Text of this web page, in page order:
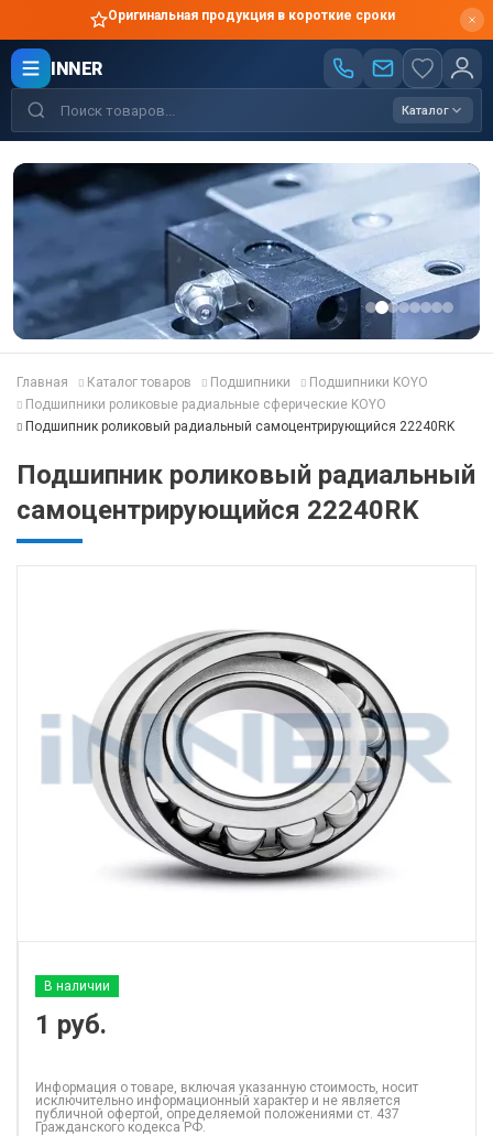
Оригинальная продукция в короткие сроки
INNER
Каталог
Главная Каталог товаров Подшипники
Подшипники KOYO
Подшипники роликовые радиальные сферические KOYO
Подшипник роликовый радиальный самоцентрирующийся 22240RK
Подшипник роликовый радиальный
самоцентрирующийся 22240RK
В наличии
1 руб.
Информация о товаре, включая указанную стоимость, носит
исключительно информационный характер и не является
публичной офертой, определяемой положениями ст. 437
Гражданского кодекса РФ.